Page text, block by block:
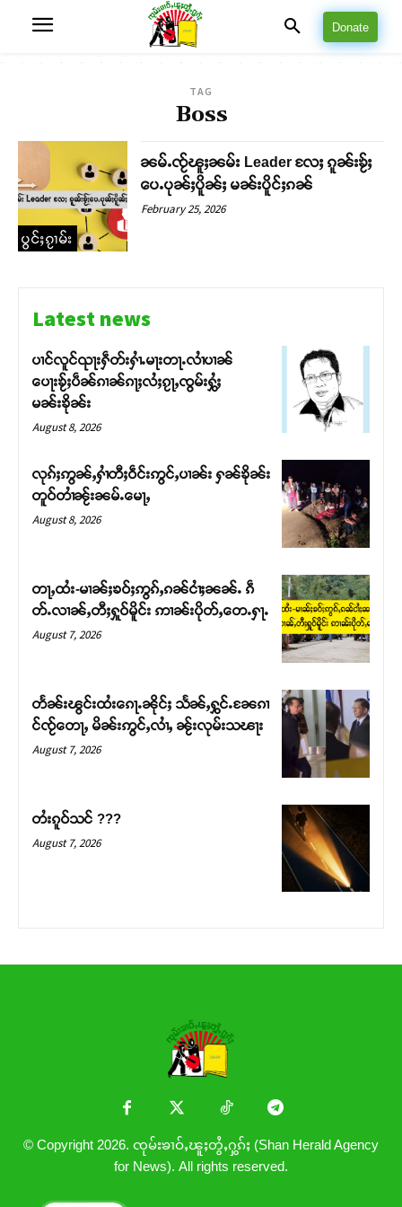
တႃႇႁႂ်ႈသဵင်ၵၢင်ၸႂ်ၵူၼ်းမိူင်း ၵူႈတီႈၵူႈလႅၼ်ပေႃးတေၸွ
တ်ႇ တူဝ်ႈလုမ်ႈၾႃႉၼၼ်ႉ ၶဝ်ႈႁူမ်ႈၵမ်ႉထႅမ် ၸုမ်းၶၢ
ဝ်ႇၽူႈတွႆႇႁွၵ်ႈ လႆႈယူႇၶႃႈဢေႃႈ။
Donate
TAG
Boss
ပွင်ႈၵႂၢမ်း
ၼမ်ႉၸႂ်ၽူႈၼမ်း Leader လႄႈ ၵူၼ်းၶႂ်ႈ
ပေႉပုၼ်ႈပိူၼ်ႈ မၼ်းပိူင်ႈၵၼ်
February 25, 2026
Latest news
ပၢင်လူင်ၺႃးႁဵတ်းႁၢႆႉမႃးတႃႉလၢႆပၢၼ် ​​
ပေႃးၶႂ်ႈပဵၼ်ၵၢၼ်ၵႃႈလႆႈၵႂႃႇၸွမ်းႁွႆႈ
မၼ်းၶိုၼ်း
August 8, 2026
လုၵ်ႈဢွၼ်ႇႁၢႆတီႈဝဵင်းဢွင်ႇပၢၼ်း ႁၼ်ၶိုၼ်း
တူဝ်တၢႆၼႂ်းၼမ်ႉမေႃႇ
August 8, 2026
တႃႇထႆး-မၢၼ်ႈၶဝ်ႈဢွၵ်ႇၵၼ်ငၢႆႈၼၼ်ႉ ၵဵ
တ်ႉလၢၼ်ႇတီႈႁူဝ်မိူင်း ဢၢၼ်းပိုတ်ႇတေႉႁႃႉ
August 7, 2026
တႅၼ်းၽွင်းထႆးၵေႃႉၼိုင်ႈ သႅၼ်ႇႁွင်ႉၼႄၵၢ
င်ၸႂ်တေႃႇ မိၼ်းဢွင်ႇလၢႆႇ ၼႂ်းလုမ်းသၽႃး
August 7, 2026
တႆးၵူဝ်သင် ???
August 7, 2026
© Copyright 2026. ၸုမ်းၶၢဝ်ႇၽူႈတွႆႇႁွၵ်ႈ (Shan Herald Agency
for News). All rights reserved.